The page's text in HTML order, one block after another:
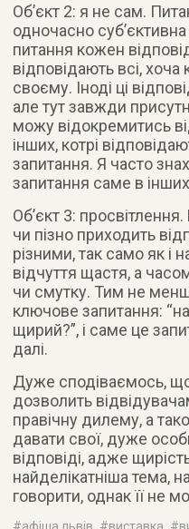
Об’єкт 2: я не сам.
одночасно
питання кожен
відповідають всі,
своєму. Іноді ці
але тут завжди
можу відокремитись
інших, котрі
запитання. Я часто
запитання саме в
Об’єкт 3:
чи пізно приходить
різними, так само як і
відчуття щастя, а
чи смутку. Тим не
ключове запитання:
щирий?”, і саме це
далі.
Дуже сподіваємось,
дозволить
правічну дилему, а
давати свої, дуже
відповіді, адже
найделікатніша тема,
говорити, однак її не
афіша львів виставка